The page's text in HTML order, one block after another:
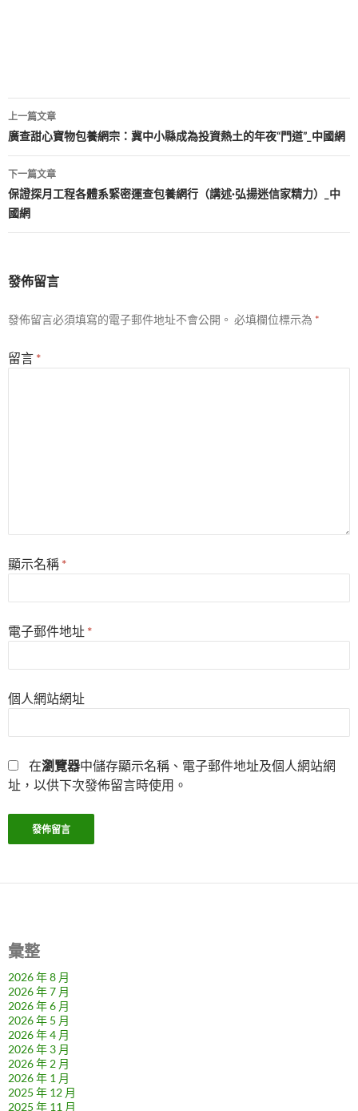
文
章
導
覽
上一篇文章
廣查甜心寶物包養網宗：冀中小縣成為投資熱土的年夜“門道”_中國網
下一篇文章
保證探月工程各體系緊密運查包養網行（講述·弘揚迷信家精力）_中
國網
發佈留言
發佈留言必須填寫的電子郵件地址不會公開。 必填欄位標示為 *
留言 *
顯示名稱 *
電子郵件地址 *
個人網站網址
在瀏覽器中儲存顯示名稱、電子郵件地址及個人網站網
址，以供下次發佈留言時使用。
彙整
2026 年 8 月
2026 年 7 月
2026 年 6 月
2026 年 5 月
2026 年 4 月
2026 年 3 月
2026 年 2 月
2026 年 1 月
2025 年 12 月
2025 年 11 月